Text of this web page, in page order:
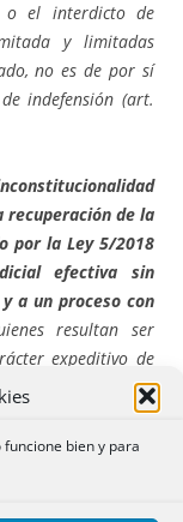
bien y para
o el interdicto de
y limitadas
no es de por sí
indefensión (art.
recuperación de la
por la Ley 5/2018
efectiva sin
a un proceso con
resultan ser
expeditivo de
recurrentes, los
armas procesales”.
legitimación